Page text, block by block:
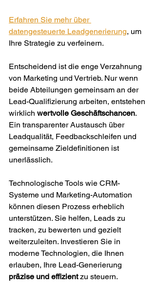
Erfahren Sie mehr über
datengesteuerte Leadgenerierung, um
Ihre Strategie zu verfeinern.
Entscheidend ist die enge Verzahnung
von Marketing und Vertrieb. Nur wenn
beide Abteilungen gemeinsam an der
Lead-Qualifizierung arbeiten, entstehen
wirklich wertvolle Geschäftschancen.
Ein transparenter Austausch über
Leadqualität, Feedbackschleifen und
gemeinsame Zieldefinitionen ist
unerlässlich.
Technologische Tools wie CRM-
Systeme und Marketing-Automation
können diesen Prozess erheblich
unterstützen. Sie helfen, Leads zu
tracken, zu bewerten und gezielt
weiterzuleiten. Investieren Sie in
moderne Technologien, die Ihnen
erlauben, Ihre Lead-Generierung
präzise und effizient zu steuern.